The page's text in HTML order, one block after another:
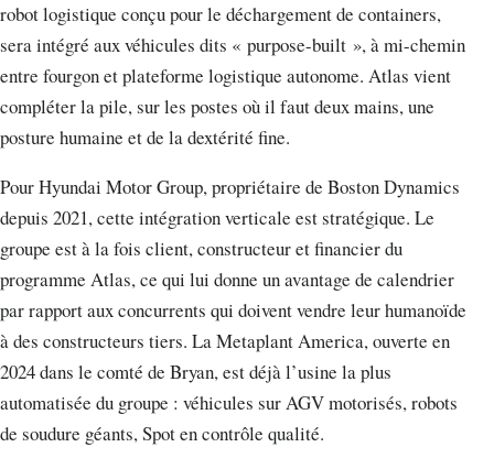
robot logistique conçu pour le déchargement de containers,
sera intégré aux véhicules dits « purpose-built », à mi-chemin
entre fourgon et plateforme logistique autonome. Atlas vient
compléter la pile, sur les postes où il faut deux mains, une
posture humaine et de la dextérité fine.
Pour Hyundai Motor Group, propriétaire de Boston Dynamics
depuis 2021, cette intégration verticale est stratégique. Le
groupe est à la fois client, constructeur et financier du
programme Atlas, ce qui lui donne un avantage de calendrier
par rapport aux concurrents qui doivent vendre leur humanoïde
à des constructeurs tiers. La Metaplant America, ouverte en
2024 dans le comté de Bryan, est déjà l’usine la plus
automatisée du groupe : véhicules sur AGV motorisés, robots
de soudure géants, Spot en contrôle qualité.